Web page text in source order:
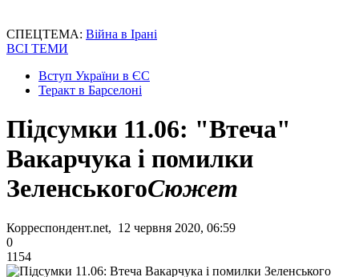
СПЕЦТЕМА: Війна в Ірані
ВСІ ТЕМИ
Вступ України в ЄС
Теракт в Барселоні
Підсумки 11.06: "Втеча"
Вакарчука і помилки
ЗеленськогоСюжет
Корреспондент.net, 12 червня 2020, 06:59
0
1154